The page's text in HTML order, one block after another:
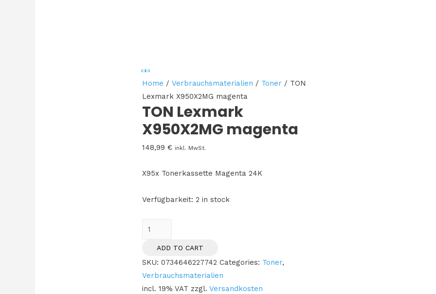
Home /Verbrauchsmaterialien / Toner / TON
Lexmark X950X2MG magenta
TON Lexmark
X950X2MG magenta
148,99€ inkl. MwSt.
X95x Tonerkassette Magenta 24K
Verfügbarkeit: 2 in stock
TON
X950X2MG
magenta
quantity
ADD TO CART
SKU:0734646227742 Categories: Toner,
Verbrauchsmaterialien
incl. 19% VAT zzgl.Versandkosten